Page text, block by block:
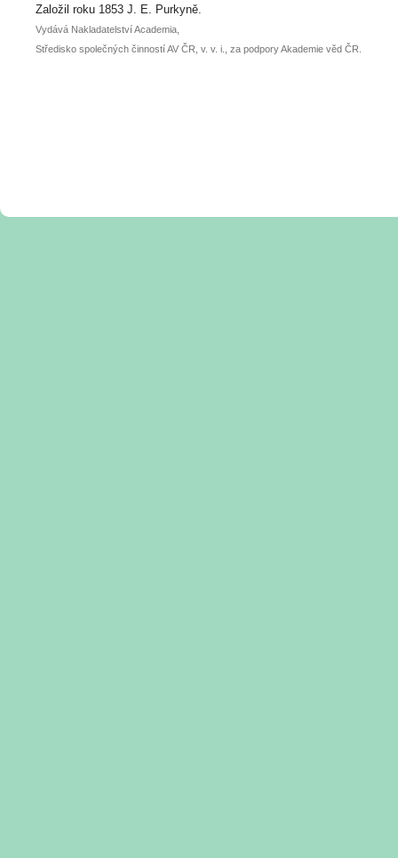
posteru je už 30. června.
Založil roku 1853 J. E. Purkyně.
Vydává Nakladatelství Academia,
Středisko společných činností AV ČR, v. v. i., za podpory Akademie věd ČR.